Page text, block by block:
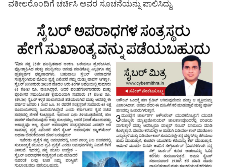
ವಕೀಲರೊಂದಿಗೆ ಚರ್ಚಿಸಿ ಅವರ ಸೂಚನೆಯನ್ನು ಪಾಲಿಸಿದ್ದು.